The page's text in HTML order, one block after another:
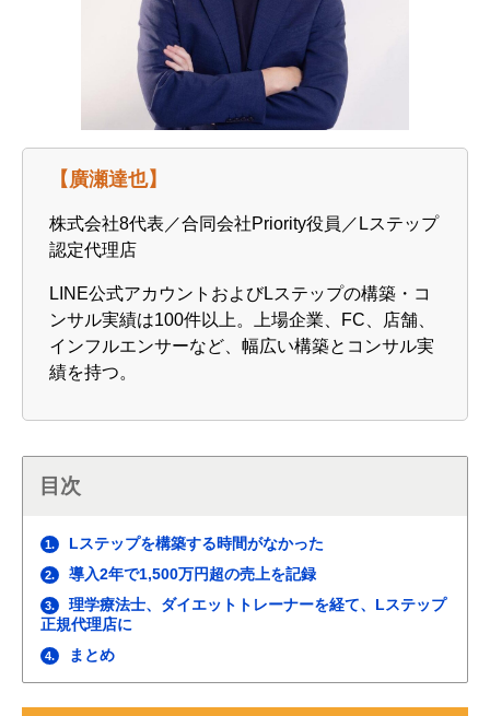
【廣瀬達也】
株式会社8代表／合同会社Priority役員／Lステップ
認定代理店
LINE公式アカウントおよびLステップの構築・コ
ンサル実績は100件以上。上場企業、FC、店舗、
インフルエンサーなど、幅広い構築とコンサル実
績を持つ。
目次
1. Lステップを構築する時間がなかった
2. 導入2年で1,500万円超の売上を記録
3.
理学療法士、ダイエットトレーナーを経て、Lステップ
正規代理店に
4. まとめ